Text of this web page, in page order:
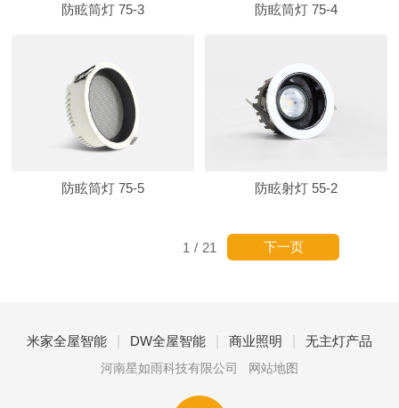
防眩筒灯 75-3 防眩筒灯 75-4
防眩筒灯 75-5 防眩射灯 55-2
1 / 21 下一页
米家全屋智能 | DW全屋智能 | 商业照明 | 无主灯产品
河南星如雨科技有限公司 网站地图